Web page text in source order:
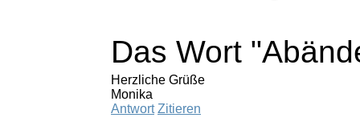
Das Wort
Herzliche Grüße
Monika
Antwort Zitieren